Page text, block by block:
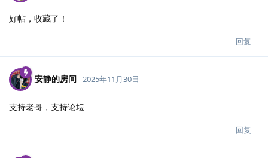
好帖，收藏了！
回复
安静的房间 2025年11月30日
支持老哥，支持论坛
回复